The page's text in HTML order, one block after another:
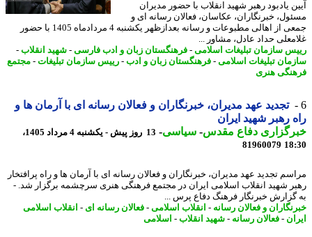
یادبود رهبر شهید انقلاب با حضور مدیران
خبرنگاران، عکاسان، فعالان رسانه ای و
جمعی از اهالی مطبوعات و رسانه بعدازظهر یکشنبه 4 مردادماه 1405 با حضور
حداد عادل، مشاور ...
سازمان تبلیغات اسلامی-فرهنگستان زبان و ادب فارسی -شهید انقلاب-
تبلیغات اسلامی-فرهنگستان زبان و ادب -رییس سازمان تبلیغات-مجتمع
هنری
تجدید عهد مدیران، خبرنگاران و فعالان رسانه ای با آرمان ها و
رهبر شهید ایران
دفاع مقدس-سیاسی-
13 روز پیش - یکشنبه 4 مرداد 1405،
81960079
تجدید عهد مدیران، خبرنگاران و فعالان رسانه ای با آرمان ها و راه پرافتخار
شهید انقلاب اسلامی ایران در مجتمع فرهنگی هنری سرچشمه برگزار شد. -
خبرنگار فرهنگ دفاع پرس ...
و فعالان رسانه-انقلاب اسلامی-فعالان رسانه ای- انقلاب اسلامی
- فعالان رسانه-شهید انقلاب-اسلامی